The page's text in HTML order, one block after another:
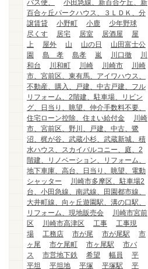
バス便、
小田急線、新百合ケ丘、新
百合ヶ丘パークハウス、３ＬＤＫ、分
譲賃貸
小野町 小鹿
少年野球
尽くす
居宅 居室 居酒屋
屋
上
屋外 山 山の日
山田富士公
園
島 孝 島孝 嵐 川口徹
川
和台
川和町 川崎 川崎市
川崎
市、宮前区、東有馬、アイワハウス、
不動産、購入、戸建、中古戸建、フル
リフォーム、2階建、駐車場、リビン
グ、日当り、眺望、仲介手数料不要、
住宅ローン控除、住まい給付金
川崎
市、宮前区、野川、戸建、中古、鷺
沼、梶が谷、武蔵小杉、武蔵新城、積
水ハウス、スカイバルコニー、庭、2
階建、リノベーション、リフォーム、
地下車庫、高台、日当り、眺望、電動
シャッター
川崎市多摩区、駐車場2
台、小田急線、南武線、田園都市線、
大井町線、向ヶ丘遊園駅、溝の口駅、
リフォーム、現地販売会
川崎市宮前
区
川崎市高津区 工事
工事現
場
工務店 市が尾 市が尾駅
市
ヶ尾
市ケ尾町 市ヶ尾駅
市バ
ス
市営地下鉄 希望 幅員
平
平坦
平坦地 平塚 平塚駅
平